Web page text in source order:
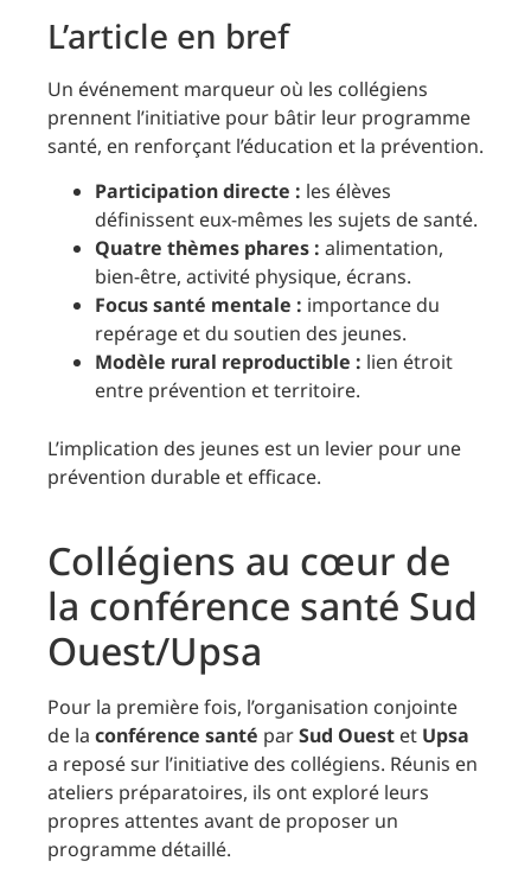
L’article en bref
Un événement marqueur où les collégiens
prennent l’initiative pour bâtir leur programme
santé, en renforçant l’éducation et la prévention.
Participation directe : les élèves
définissent eux-mêmes les sujets de santé.
Quatre thèmes phares : alimentation,
bien-être, activité physique, écrans.
Focus santé mentale : importance du
repérage et du soutien des jeunes.
Modèle rural reproductible : lien étroit
entre prévention et territoire.
L’implication des jeunes est un levier pour une
prévention durable et efficace.
Collégiens au cœur de
la conférence santé Sud
Ouest/Upsa
Pour la première fois, l’organisation conjointe
de la conférence santé parSud Ouest et Upsa
a reposé sur l’initiative des collégiens. Réunis en
ateliers préparatoires, ils ont exploré leurs
propres attentes avant de proposer un
programme détaillé.